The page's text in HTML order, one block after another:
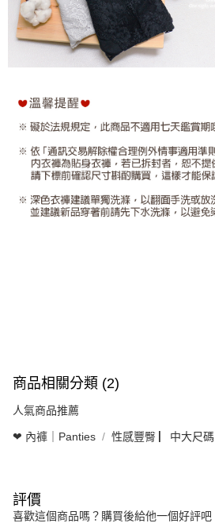
商品相關分類 (2)
人氣商品推薦
❤ 內褲｜Panties 性感豐臀 ▏中大尺碼
評價
喜歡這個商品嗎？購買後給他一個好評吧